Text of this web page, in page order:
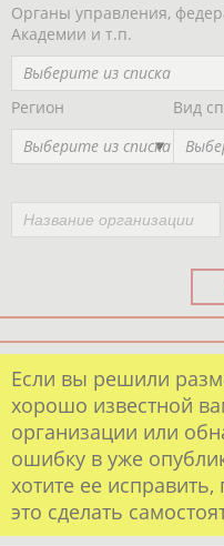
Органы управления,
Академии и т.п.
Выберите из списка
Регион
Выберите из списка
Вид
Если вы решили
хорошо известной
организации или
ошибку в уже
хотите ее
это сделать